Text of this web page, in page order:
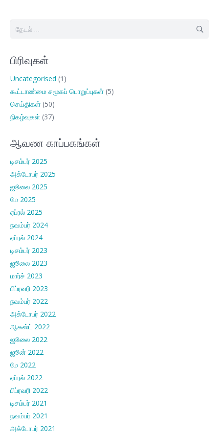
இதற்காகத்
பிரிவுகள்
Uncategorised (1)
கூட்டாண்மை சமூகப் பொறுப்புகள் (5)
செய்திகள் (50)
நிகழ்வுகள் (37)
ஆவண காப்பகங்கள்
டிசம்பர் 2025
அக்டோபர் 2025
ஜூலை 2025
மே 2025
ஏப்ரல் 2025
நவம்பர் 2024
ஏப்ரல் 2024
டிசம்பர் 2023
ஜூலை 2023
மார்ச் 2023
பிப்ரவரி 2023
நவம்பர் 2022
அக்டோபர் 2022
ஆகஸ்ட் 2022
ஜூலை 2022
ஜூன் 2022
மே 2022
ஏப்ரல் 2022
பிப்ரவரி 2022
டிசம்பர் 2021
நவம்பர் 2021
அக்டோபர் 2021